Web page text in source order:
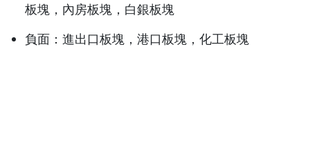
板塊，內房板塊，白銀板塊
負面：進出口板塊，港口板塊，化工板塊